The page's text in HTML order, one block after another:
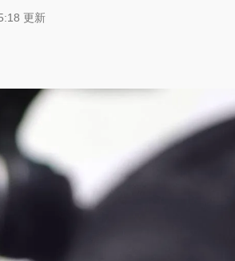
更新